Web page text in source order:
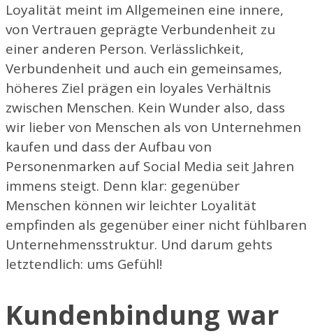
Loyalität meint im Allgemeinen eine innere,
von Vertrauen geprägte Verbundenheit zu
einer anderen Person. Verlässlichkeit,
Verbundenheit und auch ein gemeinsames,
höheres Ziel prägen ein loyales Verhältnis
zwischen Menschen. Kein Wunder also, dass
wir lieber von Menschen als von Unternehmen
kaufen und dass der Aufbau von
Personenmarken auf Social Media seit Jahren
immens steigt. Denn klar: gegenüber
Menschen können wir leichter Loyalität
empfinden als gegenüber einer nicht fühlbaren
Unternehmensstruktur. Und darum gehts
letztendlich: ums Gefühl!
Kundenbindung war